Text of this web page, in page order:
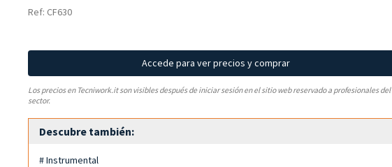
Ref: CF630
Accede para ver precios y comprar
Los precios en Tecniwork.it son visibles después de iniciar sesión en el sitio web reservado a profesionales del
sector.
Descubre también:
# Instrumental